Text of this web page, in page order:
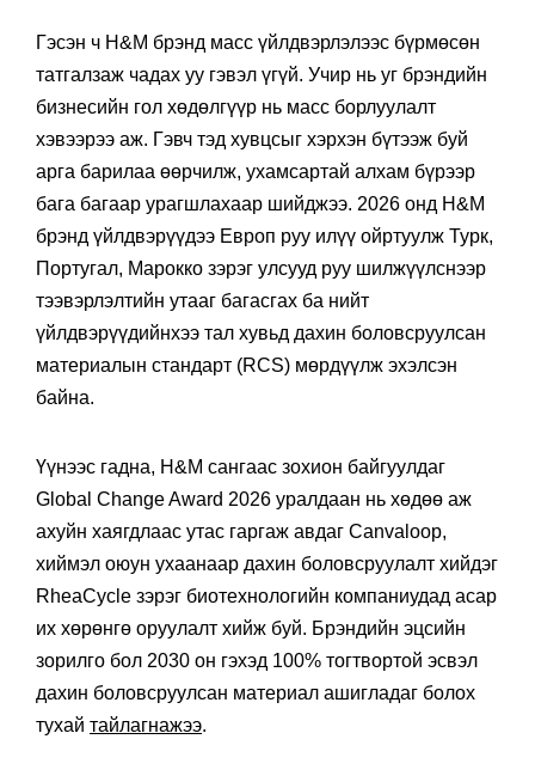
Гэсэн ч H&M брэнд масс үйлдвэрлэлээс бүрмөсөн
татгалзаж чадах уу гэвэл үгүй. Учир нь уг брэндийн
бизнесийн гол хөдөлгүүр нь масс борлуулалт
хэвээрээ аж. Гэвч тэд хувцсыг хэрхэн бүтээж буй
арга барилаа өөрчилж, ухамсартай алхам бүрээр
бага багаар урагшлахаар шийджээ. 2026 онд H&M
брэнд үйлдвэрүүдээ Европ руу илүү ойртуулж Турк,
Португал, Марокко зэрэг улсууд руу шилжүүлснээр
тээвэрлэлтийн утааг багасгах ба нийт
үйлдвэрүүдийнхээ тал хувьд дахин боловсруулсан
материалын стандарт (RCS) мөрдүүлж эхэлсэн
байна.
Үүнээс гадна, H&M сангаас зохион байгуулдаг
Global Change Award 2026 уралдаан нь хөдөө аж
ахуйн хаягдлаас утас гаргаж авдаг Canvaloop,
хиймэл оюун ухаанаар дахин боловсруулалт хийдэг
RheaCycle зэрэг биотехнологийн компаниудад асар
их хөрөнгө оруулалт хийж буй. Брэндийн эцсийн
зорилго бол 2030 он гэхэд 100% тогтвортой эсвэл
дахин боловсруулсан материал ашигладаг болох
тухай тайлагнажээ.